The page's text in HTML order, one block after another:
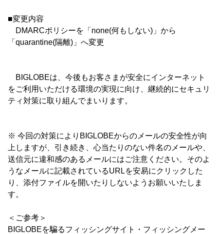
■変更内容
DMARCポリシーを「none(何もしない)」から
「quarantine(隔離)」へ変更
BIGLOBEは、今後もお客さまが安全にインターネット
をご利用いただける環境の実現に向け、継続的にセキュリ
ティ対策に取り組んでまいります。
※ 今回の対策によりBIGLOBEからのメールの安全性が向
上しますが、引き続き、心当たりのない件名のメールや、
送信元に違和感のあるメールにはご注意ください。そのよ
うなメールに記載されているURLを安易にクリックした
り、添付ファイルを開いたりしないようお願いいたしま
す。
＜ご参考＞
BIGLOBEを騙るフィッシングサイト・フィッシングメー